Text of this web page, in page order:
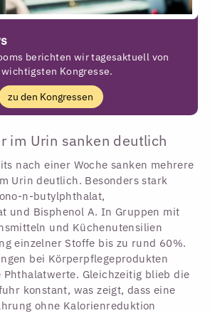
berichten wir tagesaktuell von
Kongresse.
zu den Kongressen
im Urin sanken deutlich
nach einer Woche sanken mehrere
Urin deutlich. Besonders stark
n-butylphthalat,
und Bisphenol A. In Gruppen mit
und Küchenutensilien
einzelner Stoffe bis zu rund 60%.
bei Körperpflegeprodukten
Phthalatwerte. Gleichzeitig blieb die
konstant, was zeigt, dass eine
ohne Kalorienreduktion